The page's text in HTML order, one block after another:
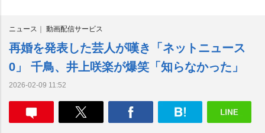
ニュース 動画配信サービス
再婚を発表した芸人が嘆き「ネットニュース
0」 千鳥、井上咲楽が爆笑「知らなかった」
2026-02-09 11:52